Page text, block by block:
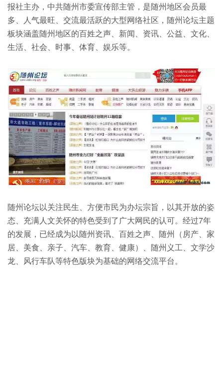
报社主办，中共随州市委宣传部主管，是随州地区会员最
多、人气最旺、交流最活跃的大型网络社区，随州论坛主题
板块涵盖随州地区的百姓之声、新闻、资讯、公益、文化、
生活、社会、时事、体育、娱乐等。
随州论坛以关注民生、方便市民为办坛宗旨，以其开放的姿
态、充满人文关怀的特色受到了广大网民的认可。经过7年
的发展，已经成为以随州资讯、百姓之声、随州（房产、家
居、美食、亲子、汽车、教育、健康）、随州义工、文学沙
龙、风行车队等特色版块为基础的网络交流平台。